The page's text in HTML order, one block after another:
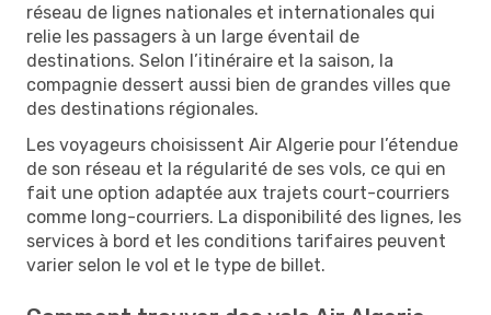
réseau de lignes nationales et internationales qui
relie les passagers à un large éventail de
destinations. Selon l’itinéraire et la saison, la
compagnie dessert aussi bien de grandes villes que
des destinations régionales.
Les voyageurs choisissent Air Algerie pour l’étendue
de son réseau et la régularité de ses vols, ce qui en
fait une option adaptée aux trajets court-courriers
comme long-courriers. La disponibilité des lignes, les
services à bord et les conditions tarifaires peuvent
varier selon le vol et le type de billet.